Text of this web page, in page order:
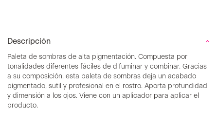
Descripción
Paleta de sombras de alta pigmentación. Compuesta por
tonalidades diferentes fáciles de difuminar y combinar. Gracias
a su composición, esta paleta de sombras deja un acabado
pigmentado, sutil y profesional en el rostro. Aporta profundidad
y dimensión a los ojos. Viene con un aplicador para aplicar el
producto.